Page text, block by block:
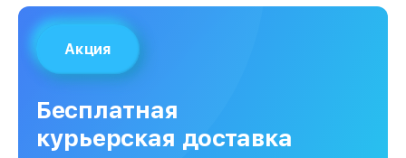
Акция
Бесплатная
курьерская доставка